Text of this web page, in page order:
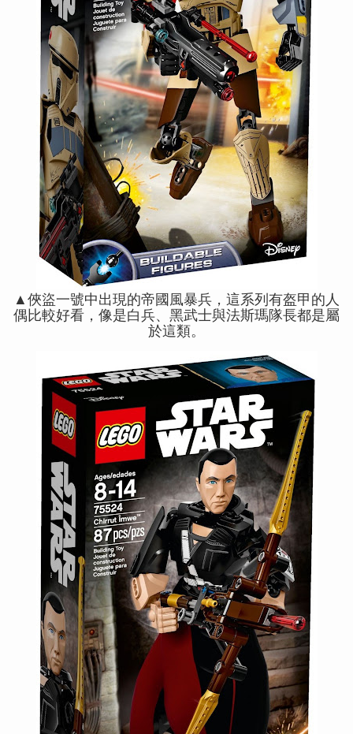
▲俠盜一號中出現的帝國風暴兵，這系列有盔甲的人
偶比較好看，像是白兵、黑武士與法斯瑪隊長都是屬
於這類。